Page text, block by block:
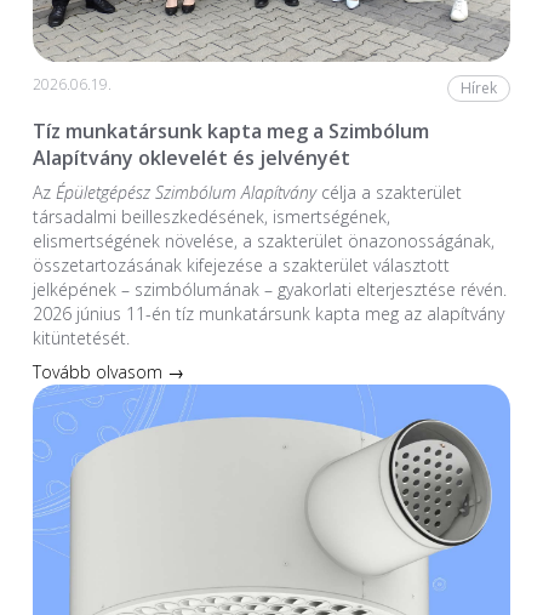
2026.06.19. Hírek
Tíz munkatársunk kapta meg a Szimbólum
Alapítvány oklevelét és jelvényét
Az Épületgépész Szimbólum Alapítványcélja a szakterület
társadalmi beilleszkedésének, ismertségének,
elismertségének növelése, a szakterület önazonosságának,
összetartozásának kifejezése a szakterület választott
jelképének – szimbólumának – gyakorlati elterjesztése révén.
2026 június 11-én tíz munkatársunk kapta meg az alapítvány
kitüntetését.
Tovább olvasom →